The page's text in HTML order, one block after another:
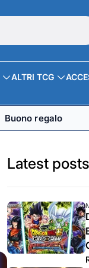
ALTRI TCG
Buono regalo
Latest posts
t
r
r
t
i